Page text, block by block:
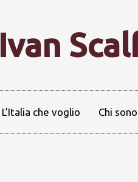
Ivan
L’Italia che voglio Chi sono